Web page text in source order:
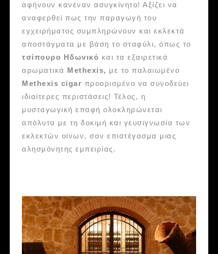
αφήνουν κανέναν ασυγκίνητο! Αξίζει να
αναφερθεί πως την παραγωγή του
εγχειρήματος συμπληρώνουν και εκλεκτά
αποστάγματα με βάση το σταφύλι, όπως το
τσίπουρο Ηδωνικό και τα εξαιρετικά
αρωματικά Methexis, με το παλαιωμένο
Methexis cigar προορισμένο να συνοδεύει
ιδιαίτερες περιστάσεις! Τέλος, η
μυσταγωγική επαφή ολοκληρώνεται
απόλυτα με τη δοκιμή και γευσιγνωσία των
εκλεκτών οίνων, σαν επιστέγασμα μιας
αλησμόνητης εμπειρίας.